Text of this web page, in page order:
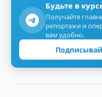
Будьте в
Получайте
репортажи и
вам удобно.